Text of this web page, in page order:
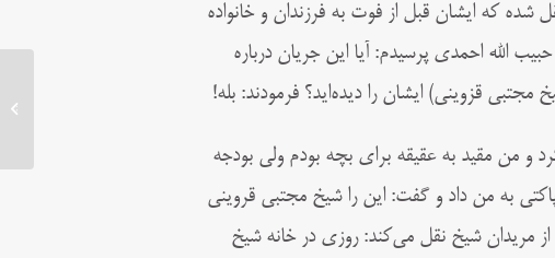
شده که ایشان قبل از فوت به فرزندان و خانواده
الله احمدی پرسیدم: آیا این جریان درباره
قزوینی) ایشان را دیده‌اید؟ فرمودند: بله!
و من مقید به عقیقه برای بچه بودم ولی بودجه
به من داد و گفت: این را شیخ مجتبی قروینی
مریدان شیخ نقل می‌‌کند: روزی در خانه شیخ